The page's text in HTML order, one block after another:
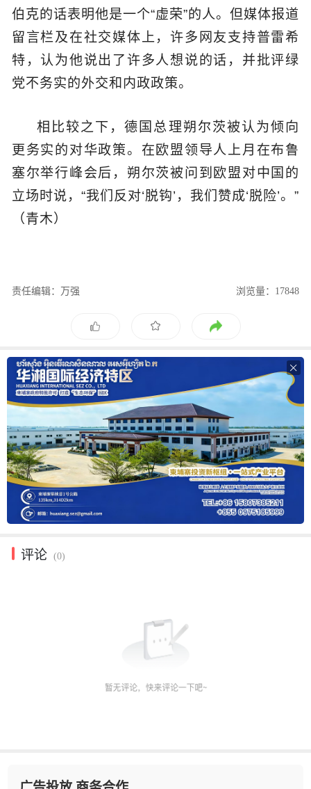
伯克的话表明他是一个“虚荣”的人。但媒体报道
留言栏及在社交媒体上，许多网友支持普雷希
特，认为他说出了许多人想说的话，并批评绿
党不务实的外交和内政政策。
相比较之下，德国总理朔尔茨被认为倾向
更务实的对华政策。在欧盟领导人上月在布鲁
塞尔举行峰会后，朔尔茨被问到欧盟对中国的
立场时说，“我们反对‘脱钩’，我们赞成‘脱险’。”
（青木）
责任编辑：万强 浏览量：17848

评论 (0)